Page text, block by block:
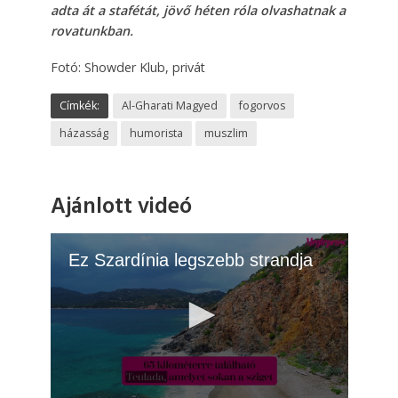
adta át a stafétát, jövő héten róla olvashatnak a
rovatunkban.
Fotó: Showder Klub, privát
Címkék: Al-Gharati Magyed
fogorvos
házasság
humorista muszlim
Ajánlott videó
Ez Szardínia legszebb strandja